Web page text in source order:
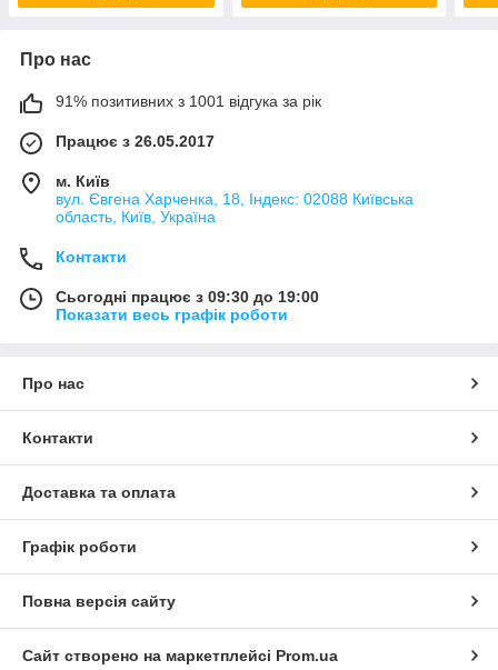
Про нас
91% позитивних з 1001 відгука за рік
Працює з 26.05.2017
м. Київ
вул. Євгена Харченка, 18, Індекс: 02088 Київська
область, Київ, Україна
Контакти
Сьогодні працює з 09:30 до 19:00
Показати весь графік роботи
Про нас
Контакти
Доставка та оплата
Графік роботи
Повна версія сайту
Сайт створено на маркетплейсі Prom.ua